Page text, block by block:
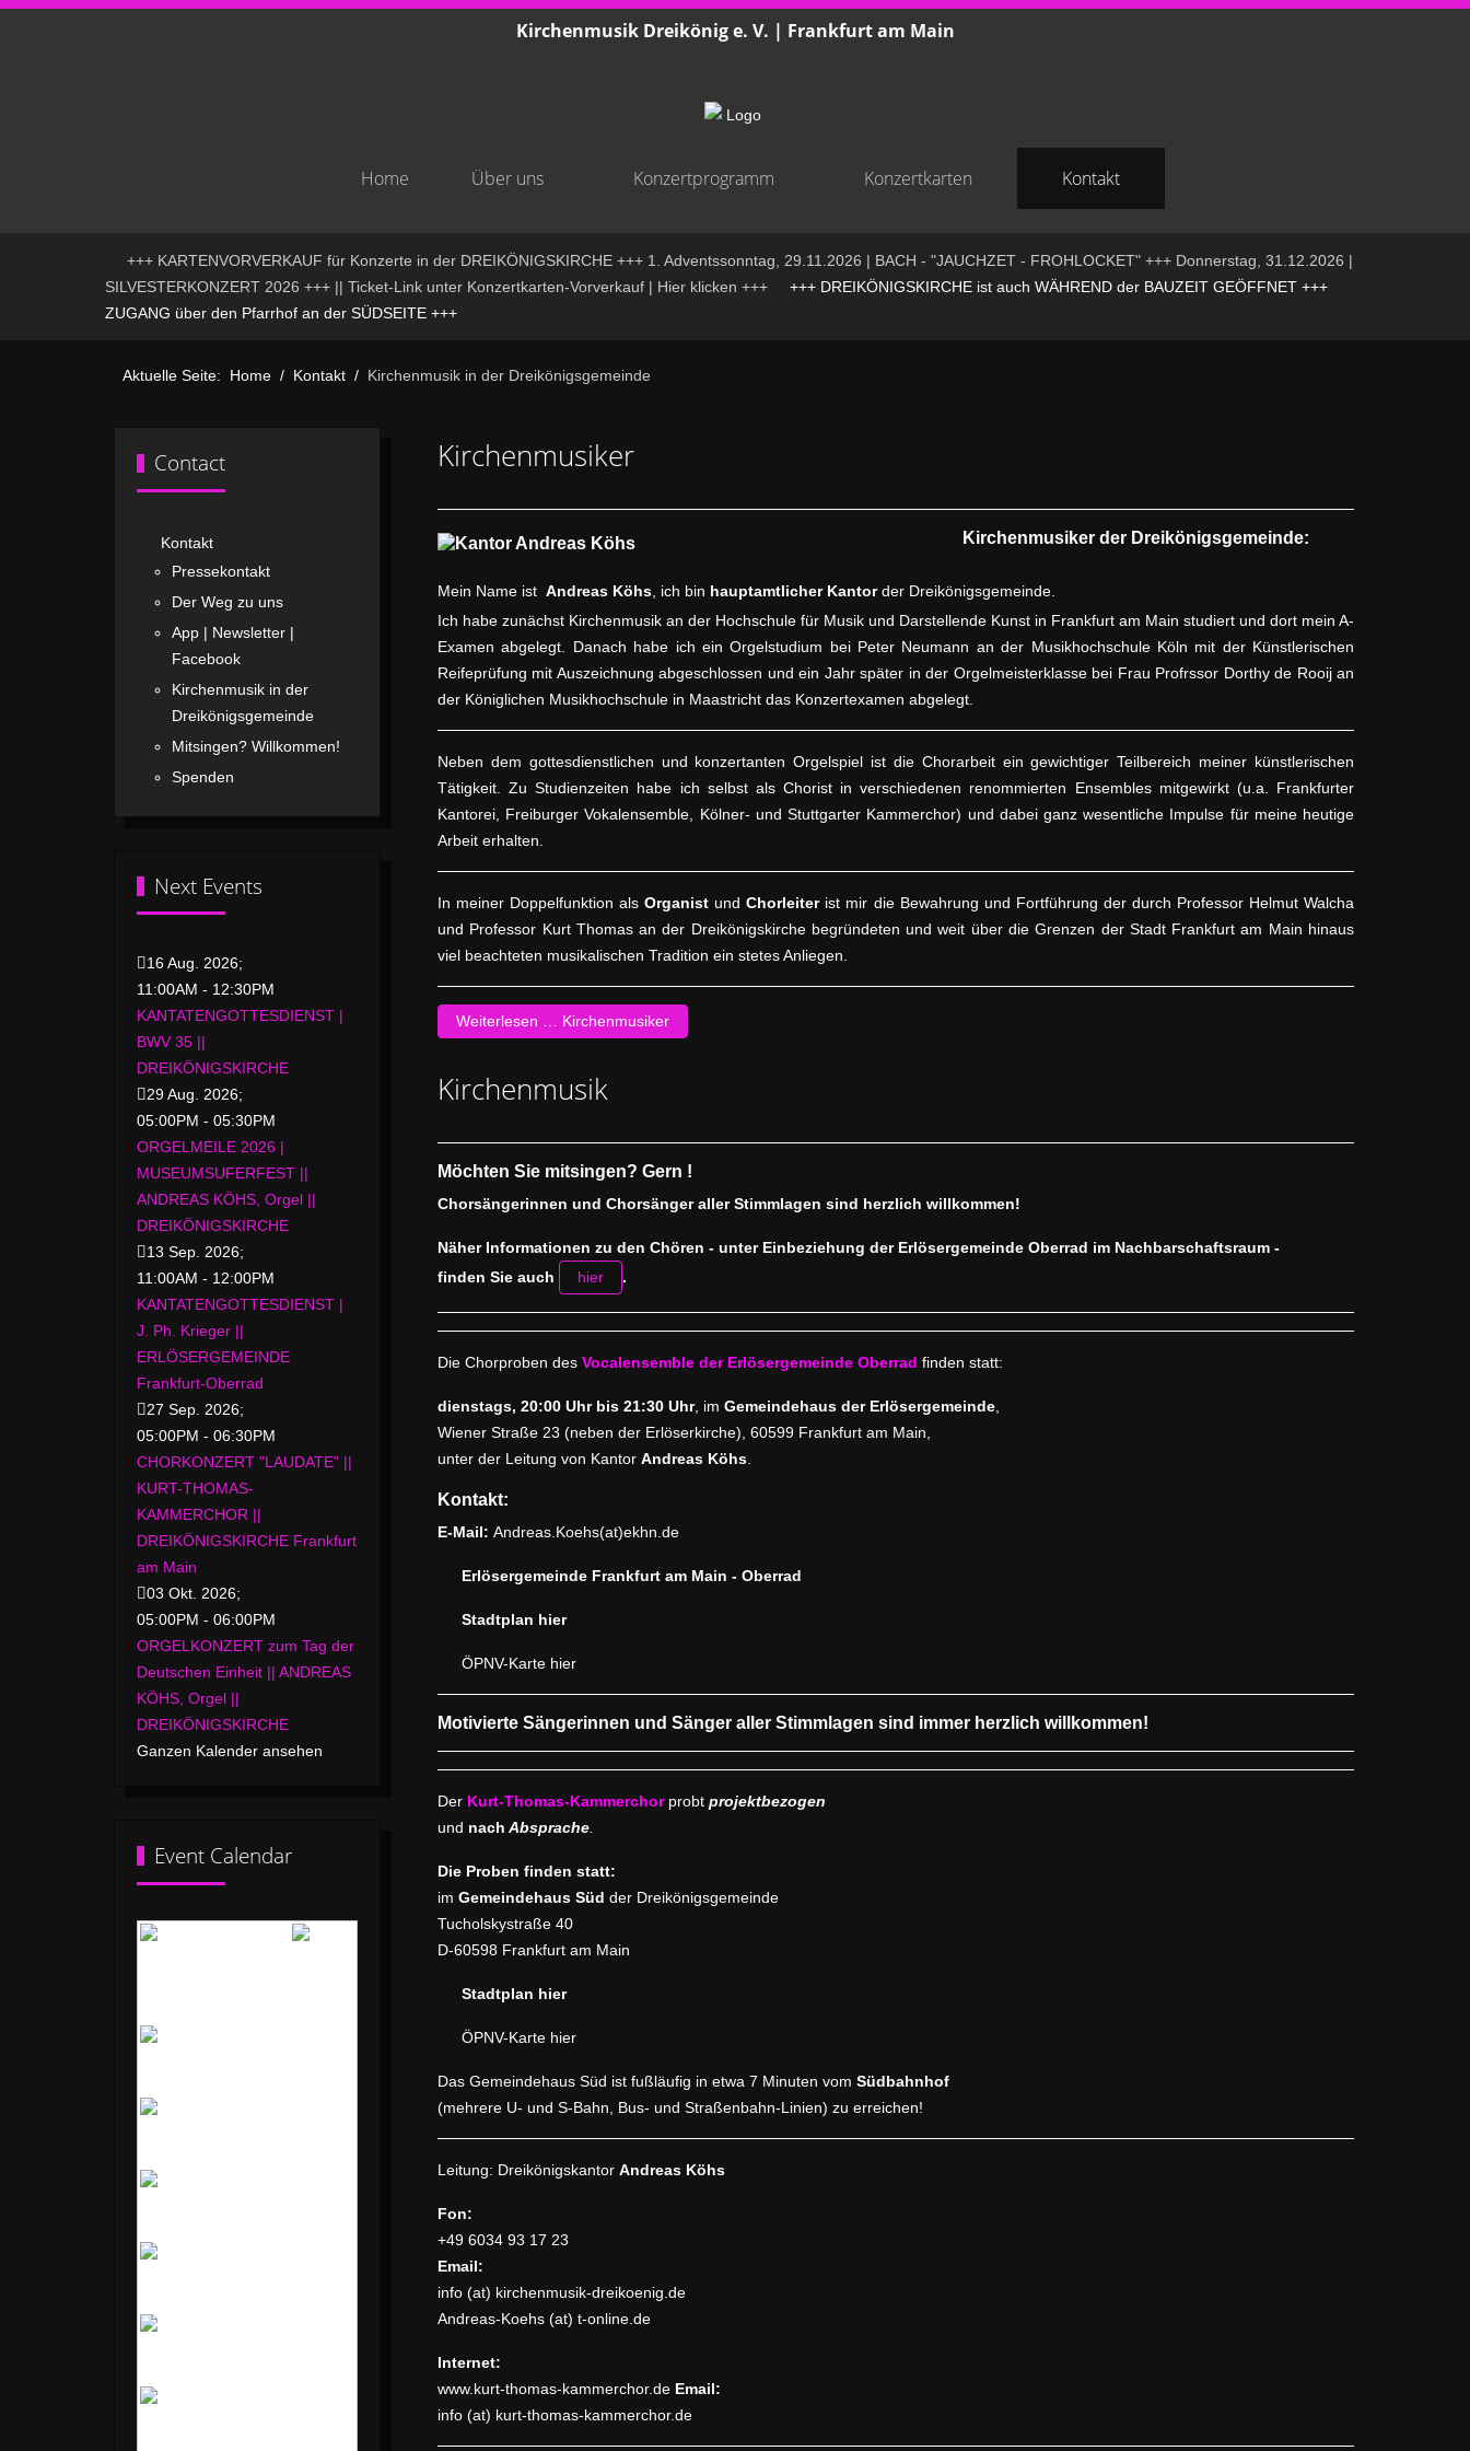
Kirchenmusik Dreikönig e. V. | Frankfurt am Main
Home Über uns Konzertprogramm Konzertkarten Kontakt
+++ KARTENVORVERKAUF für Konzerte in der DREIKÖNIGSKIRCHE +++ 1. Adventssonntag, 29.11.2026 | BACH - "JAUCHZET - FROHLOCKET" +++ Donnerstag, 31.12.2026 |
SILVESTERKONZERT 2026 +++ || Ticket-Link unter Konzertkarten-Vorverkauf | Hier klicken +++ +++ DREIKÖNIGSKIRCHE ist auch WÄHREND der BAUZEIT GEÖFFNET +++
ZUGANG über den Pfarrhof an der SÜDSEITE +++
Aktuelle Seite: Home Kontakt Kirchenmusik in der Dreikönigsgemeinde
Contact
Kontakt
Pressekontakt
Der Weg zu uns
App | Newsletter |
Facebook
Kirchenmusik in der
Dreikönigsgemeinde
Mitsingen? Willkommen!
Spenden
Next Events
16 Aug. 2026;
11:00AM - 12:30PM
KANTATENGOTTESDIENST |
BWV 35 ||
DREIKÖNIGSKIRCHE
29 Aug. 2026;
05:00PM - 05:30PM
ORGELMEILE 2026 |
MUSEUMSUFERFEST ||
ANDREAS KÖHS, Orgel ||
DREIKÖNIGSKIRCHE
13 Sep. 2026;
11:00AM - 12:00PM
KANTATENGOTTESDIENST |
J. Ph. Krieger ||
ERLÖSERGEMEINDE
Frankfurt-Oberrad
27 Sep. 2026;
05:00PM - 06:30PM
CHORKONZERT "LAUDATE" ||
KURT-THOMAS-
KAMMERCHOR ||
DREIKÖNIGSKIRCHE Frankfurt
am Main
03 Okt. 2026;
05:00PM - 06:00PM
ORGELKONZERT zum Tag der
Deutschen Einheit || ANDREAS
KÖHS, Orgel ||
DREIKÖNIGSKIRCHE
Ganzen Kalender ansehen
Event Calendar
Kirchenmusiker
Kirchenmusiker der Dreikönigsgemeinde:
Mein Name ist Andreas Köhs, ich bin hauptamtlicher Kantorder Dreikönigsgemeinde.
Ich habe zunächst Kirchenmusik an der Hochschule für Musik und Darstellende Kunst in Frankfurt am Main studiert und dort mein A-
Examen abgelegt. Danach habe ich ein Orgelstudium bei Peter Neumann an der Musikhochschule Köln mit der Künstlerischen
Reifeprüfung mit Auszeichnung abgeschlossen und ein Jahr später in der Orgelmeisterklasse bei Frau Profrssor Dorthy de Rooij an
der Königlichen Musikhochschule in Maastricht das Konzertexamen abgelegt.
Neben dem gottesdienstlichen und konzertanten Orgelspiel ist die Chorarbeit ein gewichtiger Teilbereich meiner künstlerischen
Tätigkeit. Zu Studienzeiten habe ich selbst als Chorist in verschiedenen renommierten Ensembles mitgewirkt (u.a. Frankfurter
Kantorei, Freiburger Vokalensemble, Kölner- und Stuttgarter Kammerchor) und dabei ganz wesentliche Impulse für meine heutige
Arbeit erhalten.
In meiner Doppelfunktion alsOrganist undChorleiterist mir die Bewahrung und Fortführung der durch Professor Helmut Walcha
und Professor Kurt Thomas an der Dreikönigskirche begründeten und weit über die Grenzen der Stadt Frankfurt am Main hinaus
viel beachteten musikalischen Tradition ein stetes Anliegen.
Weiterlesen … Kirchenmusiker
Kirchenmusik
Möchten Sie mitsingen? Gern !
Chorsängerinnen und Chorsänger aller Stimmlagen sind herzlich willkommen!
Näher Informationen zu den Chören - unter Einbeziehung der Erlösergemeinde Oberrad im Nachbarschaftsraum -
finden Sie auch
hier .
Die Chorproben des Vocalensemble der Erlösergemeinde Oberrad finden statt:
dienstags, 20:00 Uhr bis 21:30 Uhr, im Gemeindehaus der Erlösergemeinde,
Wiener Straße 23 (neben der Erlöserkirche), 60599 Frankfurt am Main,
unter der Leitung von Kantor Andreas Köhs.
Kontakt:
E-Mail: Andreas.Koehs(at)ekhn.de
Erlösergemeinde Frankfurt am Main - Oberrad
Stadtplan hier
ÖPNV-Karte hier
Motivierte Sängerinnen und Sänger aller Stimmlagen sind immer herzlich willkommen!
Der Kurt-Thomas-Kammerchorprobt projektbezogen
und nach Absprache.
Die Proben finden statt:
im Gemeindehaus Süd der Dreikönigsgemeinde
Tucholskystraße 40
D-60598 Frankfurt am Main
Stadtplan hier
ÖPNV-Karte hier
Das Gemeindehaus Süd ist fußläufig in etwa 7 Minuten vom Südbahnhof
(mehrere U- und S-Bahn, Bus- und Straßenbahn-Linien) zu erreichen!
Leitung: Dreikönigskantor Andreas Köhs
Fon:
+49 6034 93 17 23
Email:
info (at) kirchenmusik-dreikoenig.de
Andreas-Koehs (at) t-online.de
Internet:
www.kurt-thomas-kammerchor.de Email:
info (at) kurt-thomas-kammerchor.de